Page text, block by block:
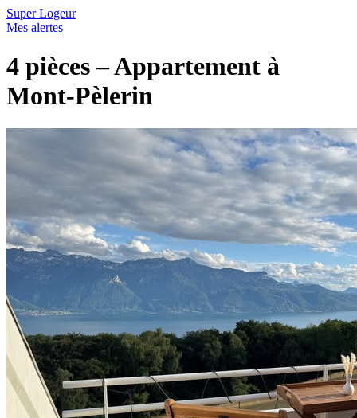
Super Logeur
Mes alertes
4 pièces – Appartement à
Mont-Pèlerin